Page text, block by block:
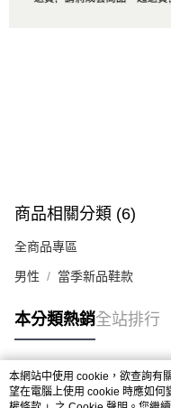
商品相關分類 (6)
全商品專區
男性 當季新品鞋款
本分類熱銷全站排行
熱門標籤
本網站中使用 cookie，欲查詢有
望在電腦上使用 cookie 時應如何